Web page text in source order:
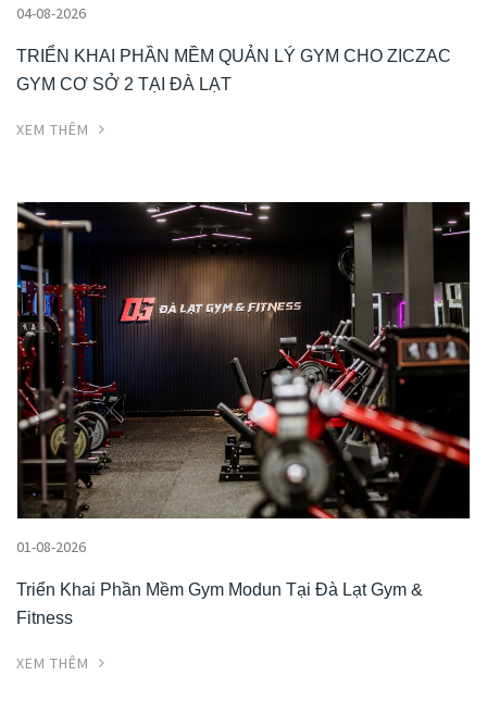
04-08-2026
TRIỂN KHAI PHẦN MỀM QUẢN LÝ GYM CHO ZICZAC
GYM CƠ SỞ 2 TẠI ĐÀ LẠT
XEM THÊM
01-08-2026
Triển Khai Phần Mềm Gym Modun Tại Đà Lạt Gym &
Fitness
XEM THÊM